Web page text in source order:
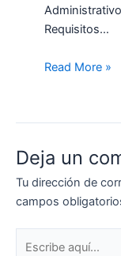
Requisitos…
Read More »
Deja un
Tu dirección de
campos